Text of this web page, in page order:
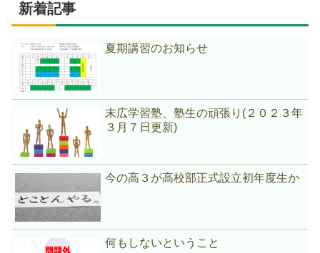
新着記事
夏期講習のお知らせ
末広学習塾、塾生の頑張り(２０２３年
３月７日更新)
今の高３が高校部正式設立初年度生か
何もしないということ